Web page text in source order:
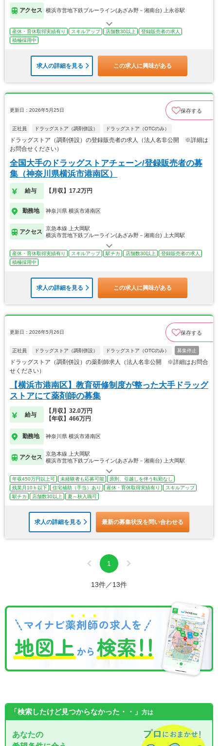
アクセス 横浜市営地下鉄ブルーライン(あざみ野－湘南台) 上永谷駅
産休・育休取得実績有り スキルアップ 店舗数30以上
登録販売者の求人
積極採用中
求人の詳細を見る この求人に興味がある
更新日：2026年5月25日 保存する
正社員 ドラッグストア（調剤併設） ドラッグストア（OTCのみ）
ドラッグストア（調剤併設）の登録販売者の求人（法人名非公開 ※詳細は
お問合せください）
全国大手のドラッグストアチェーン/登録販売者の募
集（神奈川県横浜市港南区）
給与 【月収】17.2万円
勤務地 神奈川県 横浜市港南区
アクセス
京急本線 上大岡駅
横浜市営地下鉄ブルーライン(あざみ野－湘南台) 上大岡駅
産休・育休取得実績有り スキルアップ 駅チカ 店舗数30以上
登録販売者の求人
積極採用中
求人の詳細を見る この求人に興味がある
更新日：2026年5月26日 保存する
正社員 ドラッグストア（調剤併設） ドラッグストア（OTCのみ） 募集停止
ドラッグストア（調剤併設）の薬剤師求人（法人名非公開 ※詳細はお問合
せください）
【横浜市港南区】教育研修制度が整った大手ドラッグ
ストアにて薬剤師の募集
給与
【月収】32.0万円
【年収】466万円
勤務地 神奈川県 横浜市港南区
アクセス
京急本線 上大岡駅
横浜市営地下鉄ブルーライン(あざみ野－湘南台) 上大岡駅
年収450万円以上可 未経験者も応募可能
原則、引越しを伴う転勤なし
残業月10ｈ以下
住宅補助（手当）あり 産休・育休取得実績有り
スキルアップ
駅チカ
店舗数30以上 夏～秋入職可
求人の詳細を見る 最新の募集状況を問い合わせる
1
13件／13件
「検索したけど見つからなかった・・」 方は
あなたの